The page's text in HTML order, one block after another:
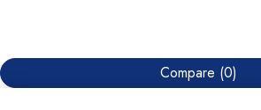
Compare (0)